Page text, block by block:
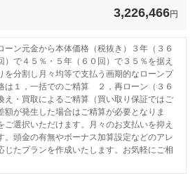
3,226,466円
ーン元金から本体価格（税抜き）３年（３６
）で４５％・５年（６０回）で３５％を据え
を分割し月々均等で支払う画期的なローンプ
は１，一括でのご精算 ２，再ローン（３６
・買取によるご精算（買い取り保証ではご
額が発生した場合はご精算が必要となりま
選択いただけます。月々のお支払いを抑え
。頭金の有無やボーナス加算設定などのアレ
じたプランを作成いたします。お気軽にご相